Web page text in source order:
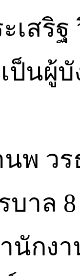
เสริ
ป็นผู้
พ ว
บาล
นักงา